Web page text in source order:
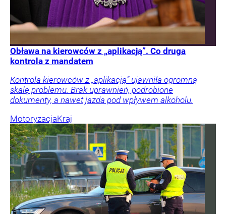
Obława na kierowców z „aplikacją”. Co druga
kontrola z mandatem
Kontrola kierowców z „aplikacją” ujawniła ogromną
skalę problemu. Brak uprawnień, podrobione
dokumenty, a nawet jazda pod wpływem alkoholu.
MotoryzacjaKraj